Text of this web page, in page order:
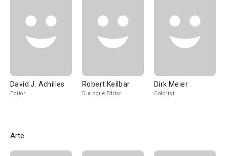
David J. Achilles
Editor
Robert Keilbar
Dialogue Editor
Dirk Meier
Colorist
Arte